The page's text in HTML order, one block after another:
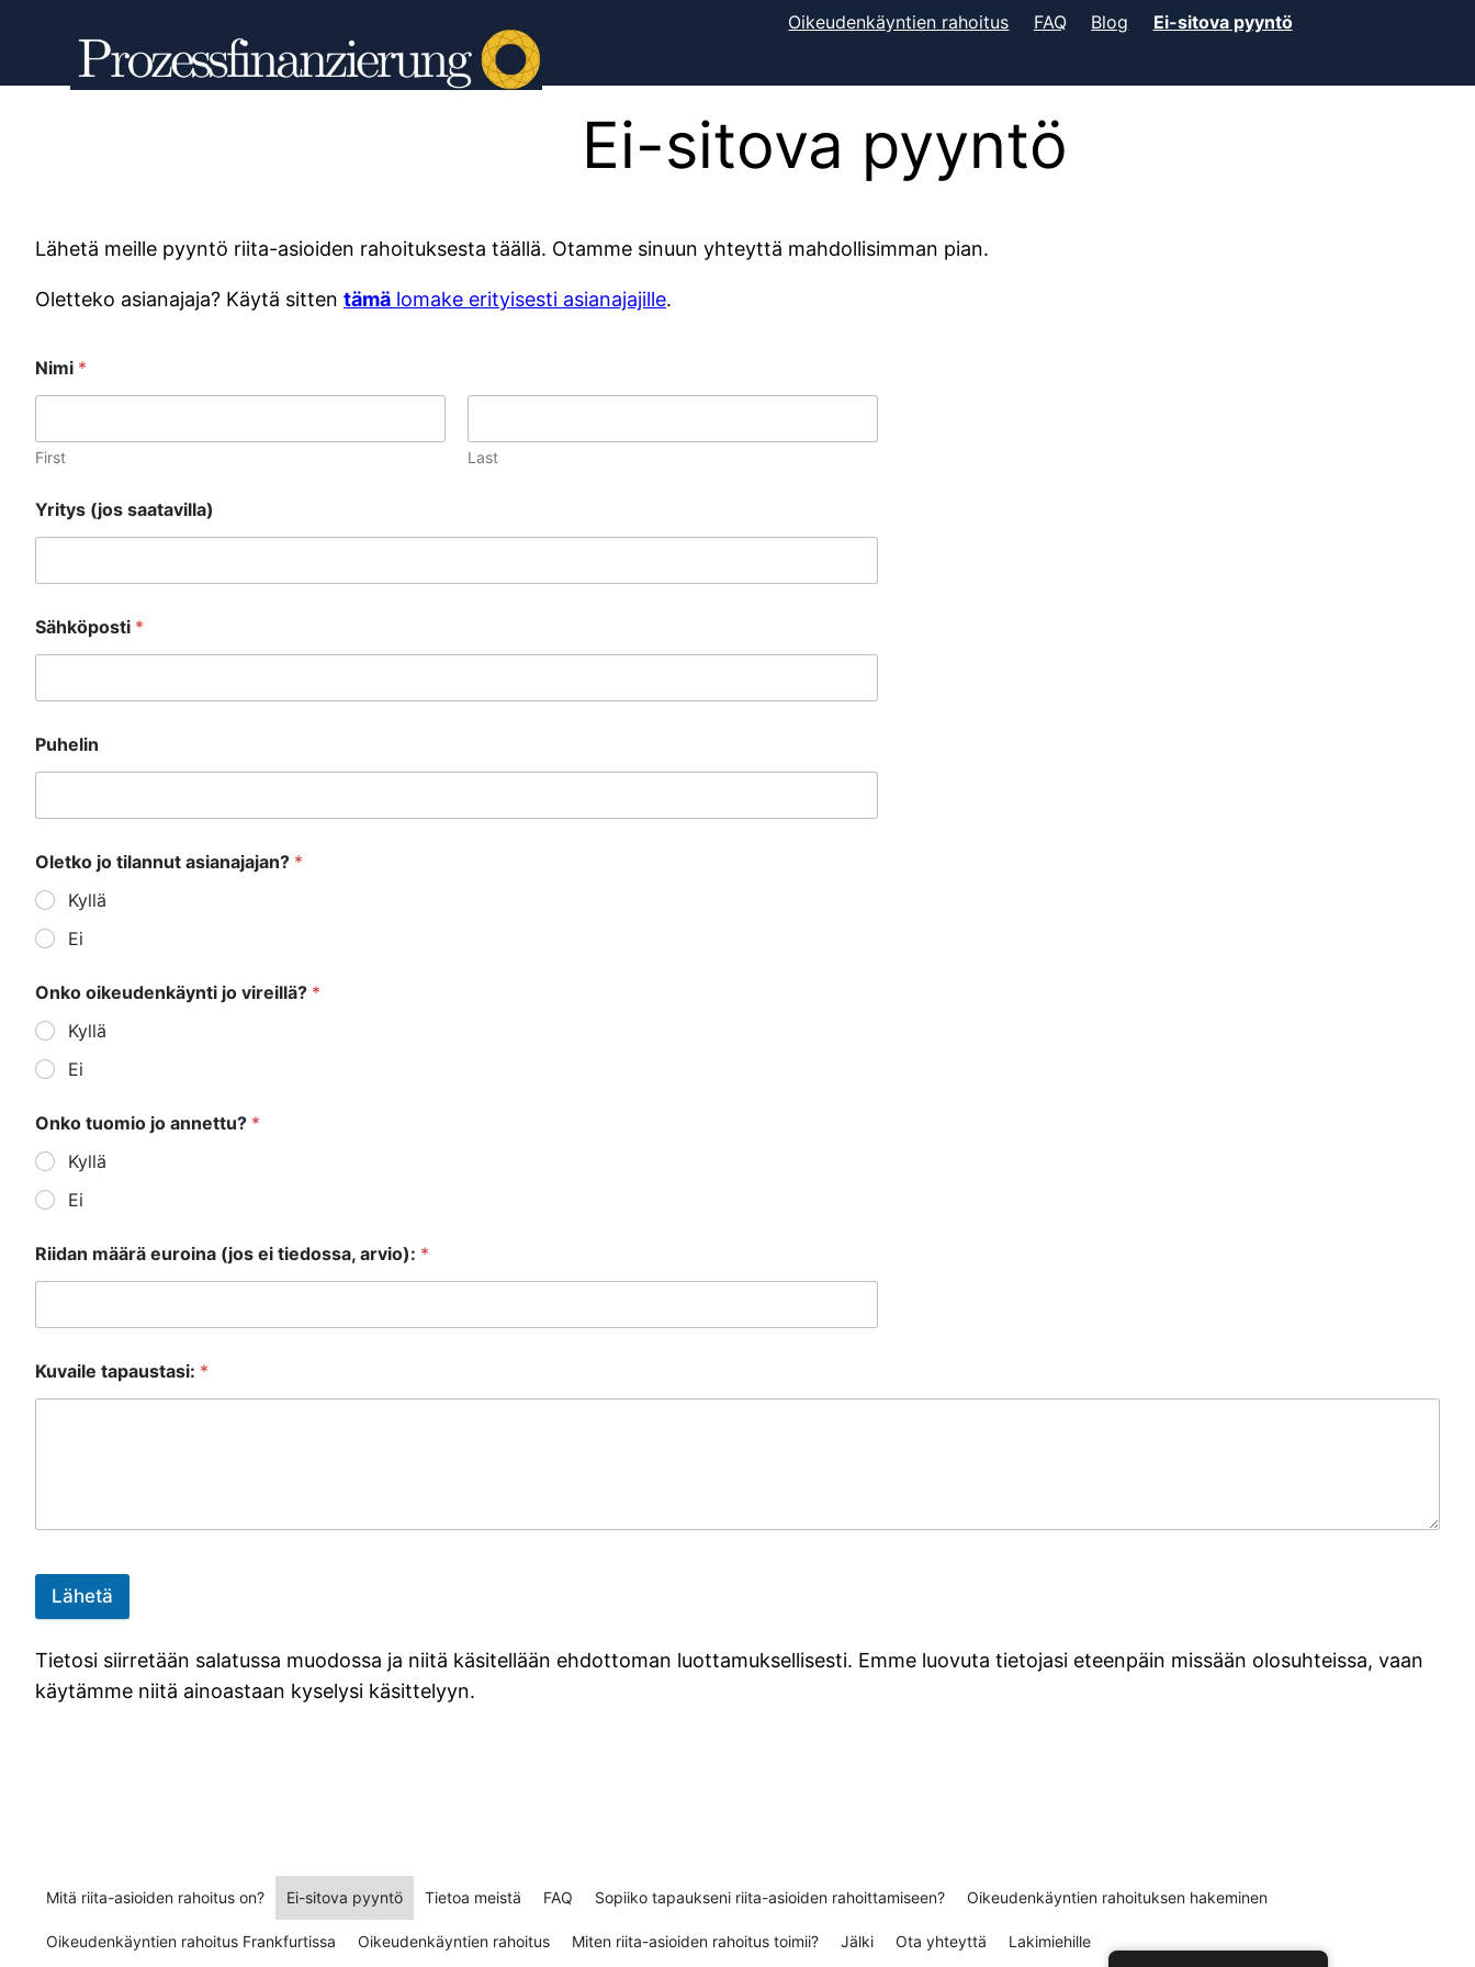
sisältöön
Oikeudenkäyntien rahoitus FAQ Blog Ei-sitova pyyntö
Ei-sitova pyyntö
Lähetä meille pyyntö riita-asioiden rahoituksesta täällä. Otamme sinuun yhteyttä mahdollisimman pian.
Oletteko asianajaja? Käytä sitten tämä lomake erityisesti asianajajille.
Nimi *
First Last
Yritys (jos saatavilla)
Sähköposti *
Puhelin
Oletko jo tilannut asianajajan? *
Kyllä
Ei
Onko oikeudenkäynti jo vireillä? *
Kyllä
Ei
Onko tuomio jo annettu? *
Kyllä
Ei
Riidan määrä euroina (jos ei tiedossa, arvio): *
Kuvaile tapaustasi: *
Lähetä
Tietosi siirretään salatussa muodossa ja niitä käsitellään ehdottoman luottamuksellisesti. Emme luovuta tietojasi eteenpäin missään olosuhteissa, vaan
käytämme niitä ainoastaan kyselysi käsittelyyn.
Mitä riita-asioiden rahoitus on? Ei-sitova pyyntö Tietoa meistä FAQ Sopiiko tapaukseni riita-asioiden rahoittamiseen? Oikeudenkäyntien rahoituksen hakeminen
Oikeudenkäyntien rahoitus Frankfurtissa Oikeudenkäyntien rahoitus Miten riita-asioiden rahoitus toimii? Jälki Ota yhteyttä Lakimiehille